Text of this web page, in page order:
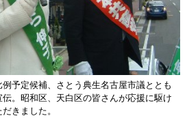
予定候補、さとう典生名古屋市議ととも
。昭和区、天白区の皆さんが応援に駆け
きました。